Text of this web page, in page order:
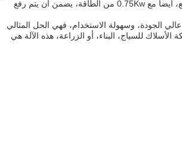
لك بسهولة ودقة لقطع شبكة الأسلاك إلى الحجم المطلوب.محرك الرفع، أيضا مع 0.75Kw من الطاقة، يضمن أن يتم رفع
عالي الجودة، وسهولة الاستخدام، فهي الحل المثالي
للسياج، البناء، أو الزراعة، هذه الآلة هي